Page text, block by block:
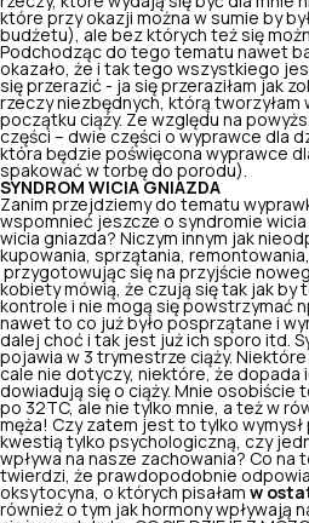
które przy okazji można w sumie by
budżetu), ale bez których też się
Podchodząc do tego tematu nawet
okazało, że i tak tego wszystkiego
się przerazić - ja się przeraziłam jak
rzeczy niezbędnych, którą tworzyłam
początku ciąży. Ze względu na
części – dwie części o wyprawce dla
która będzie poświęcona wyprawce
spakować w torbę do porodu).
SYNDROM WICIA GNIAZDA
Zanim przejdziemy do tematu
wspomnieć jeszcze o syndromie
wicia gniazda? Niczym innym jak
kupowania, sprzątania,
przygotowując się na przyjście
kobiety mówią, że czują się tak jak by
kontrole i nie mogą się powstrzymać
nawet to co już było posprzątane i
dalej choć i tak jest już ich sporo itd.
pojawia w 3 trymestrze ciąży.
cale nie dotyczy, niektóre, że dopada
dowiadują się o ciąży. Mnie osobiście
po 32TC, ale nie tylko mnie, a też w
męża! Czy zatem jest to tylko wymysł
kwestią tylko psychologiczną, czy
wpływa na nasze zachowania? Co na
twierdzi, że prawdopodobnie
oksytocyna, o których pisałam w
również o tym jak hormony wpływają